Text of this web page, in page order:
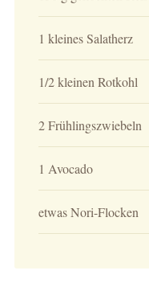
1 kleines Salatherz
1/2 kleinen Rotkohl
2 Frühlingszwiebeln
1 Avocado
etwas Nori-Flocken